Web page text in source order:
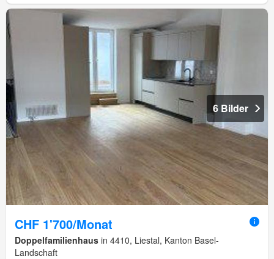
6 Bilder
CHF 1'700/Monat
Doppelfamilienhaus in 4410, Liestal, Kanton Basel-
Landschaft